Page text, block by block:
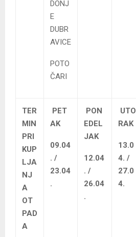
DONJ
E
DUBR
AVICE
POTO
ČARI
TER
MIN
PRI
KUP
LJA
NJ
A
OT
PAD
A
PET
AK
09.04
. /
23.04
.
PON
EDEL
JAK
12.04
. /
26.04
.
UTO
RAK
13.0
4. /
27.0
4.